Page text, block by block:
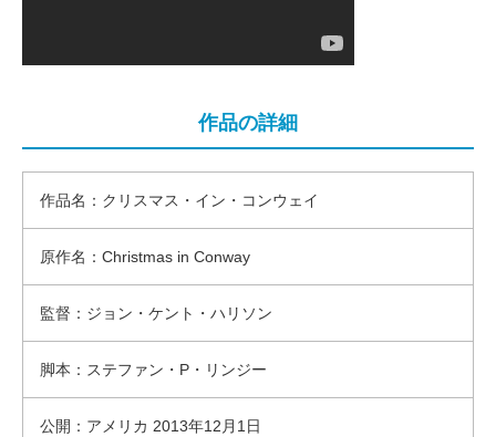
作品の詳細
作品名：クリスマス・イン・コンウェイ
原作名：Christmas in Conway
監督：ジョン・ケント・ハリソン
脚本：ステファン・P・リンジー
公開：アメリカ 2013年12月1日